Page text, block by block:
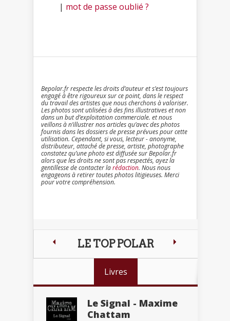
| mot de passe oublié ?
Bepolar.fr respecte les droits d’auteur et s’est toujours
engagé à être rigoureux sur ce point, dans le respect
du travail des artistes que nous cherchons à valoriser.
Les photos sont utilisées à des fins illustratives et non
dans un but d’exploitation commerciale. et nous
veillons à n’illustrer nos articles qu’avec des photos
fournis dans les dossiers de presse prévues pour cette
utilisation. Cependant, si vous, lecteur - anonyme,
distributeur, attaché de presse, artiste, photographe
constatez qu’une photo est diffusée sur Bepolar.fr
alors que les droits ne sont pas respectés, ayez la
gentillesse de contacter larédaction. Nous nous
engageons à retirer toutes photos litigieuses. Merci
pour votre compréhension.
LE TOP POLAR
Livres
Le Signal - Maxime
Chattam